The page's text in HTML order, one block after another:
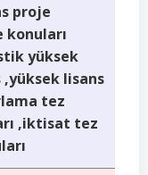
proje
yüksek
lisans
tez
,iktisat tez